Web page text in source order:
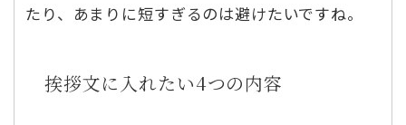
たり、あまりに短すぎるのは避けたいですね。
挨拶文に入れたい4つの内容